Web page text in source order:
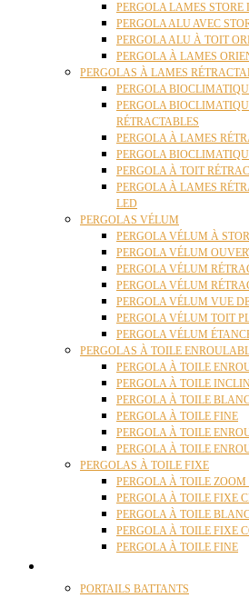
PERGOLA LAMES STORE
PERGOLA ALU AVEC
PERGOLA ALU À TOIT
PERGOLA À LAMES
PERGOLAS À LAMES
PERGOLA
PERGOLA
RÉTRACTABLES
PERGOLA À LAMES
PERGOLA
PERGOLA À TOIT
PERGOLA À LAMES
LED
PERGOLAS VÉLUM
PERGOLA VÉLUM À
PERGOLA VÉLUM
PERGOLA VÉLUM
PERGOLA VÉLUM
PERGOLA VÉLUM VUE
PERGOLA VÉLUM TOIT
PERGOLA VÉLUM
PERGOLAS À TOILE
PERGOLA À TOILE
PERGOLA À TOILE
PERGOLA À TOILE
PERGOLA À TOILE FINE
PERGOLA À TOILE
PERGOLA À TOILE
PERGOLAS À TOILE FIXE
PERGOLA À TOILE ZOOM
PERGOLA À TOILE FIXE
PERGOLA À TOILE
PERGOLA À TOILE FIXE
PERGOLA À TOILE FINE
PORTAILS BATTANTS